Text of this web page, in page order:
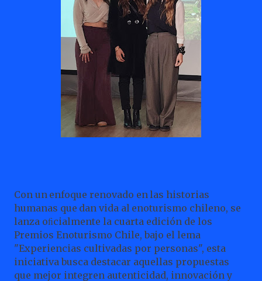
Con un enfoque renovado en las historias
humanas que dan vida al enoturismo chileno, se
lanza oﬁcialmente la cuarta edición de los
Premios Enoturismo Chile, bajo el lema
"Experiencias cultivadas por personas", esta
iniciativa busca destacar aquellas propuestas
que mejor integren autenticidad, innovación y